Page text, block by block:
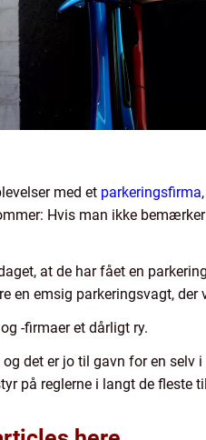
med et parkeringsfirma
Hvis man ikke
at de har fået en
en emsig parkeringsvagt, der
-firmaer et dårligt ry.
det er jo til gavn for en selv
på reglerne i langt de fleste